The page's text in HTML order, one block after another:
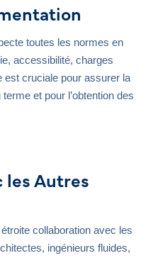
toutes les normes en
accessibilité, charges
est cruciale pour assurer la
et pour l’obtention des
les Autres
collaboration avec les
ingénieurs fluides,